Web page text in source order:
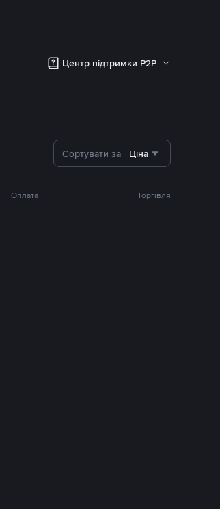
Центр підтримки P2P
Сортувати за Ціна
Оплата Торгівля